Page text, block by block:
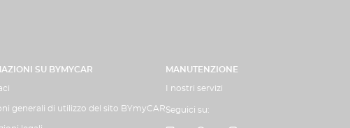
SU BYMYCAR
generali di utilizzo del sito BYmyCAR
MANUTENZIONE
I nostri servizi
Seguici su: